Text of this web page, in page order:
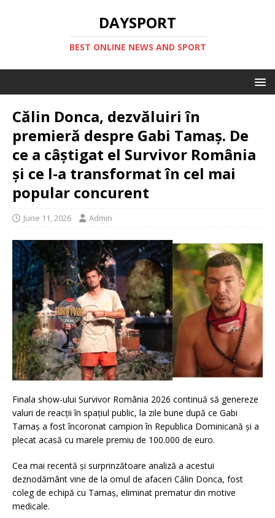
DAYSPORT
BEST ONLINE NEWS AND SPORT
Călin Donca, dezvăluiri în
premieră despre Gabi Tamaș. De
ce a câștigat el Survivor România
și ce l-a transformat în cel mai
popular concurent
June 11, 2026 Admin
Finala show-ului Survivor România 2026 continuă să genereze
valuri de reacții în spațiul public, la zile bune după ce Gabi
Tamaș a fost încoronat campion în Republica Dominicană și a
plecat acasă cu marele premiu de 100.000 de euro.
Cea mai recentă și surprinzătoare analiză a acestui
deznodământ vine de la omul de afaceri Călin Donca, fost
coleg de echipă cu Tamaș, eliminat prematur din motive
medicale.